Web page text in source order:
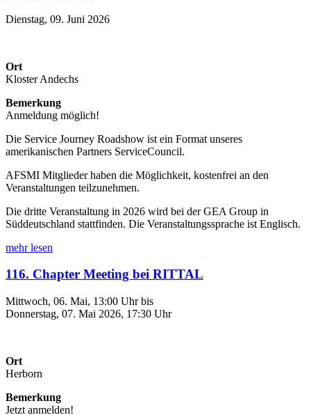
Dienstag, 09. Juni 2026
Ort
Kloster Andechs
Bemerkung
Anmeldung möglich!
Die Service Journey Roadshow ist ein Format unseres
amerikanischen Partners ServiceCouncil.
AFSMI Mitglieder haben die Möglichkeit, kostenfrei an den
Veranstaltungen teilzunehmen.
Die dritte Veranstaltung in 2026 wird bei der GEA Group in
Süddeutschland stattfinden. Die Veranstaltungssprache ist Englisch.
mehr lesen
116. Chapter Meeting bei RITTAL
Mittwoch, 06. Mai, 13:00 Uhr bis
Donnerstag, 07. Mai 2026, 17:30 Uhr
Ort
Herborn
Bemerkung
Jetzt anmelden!